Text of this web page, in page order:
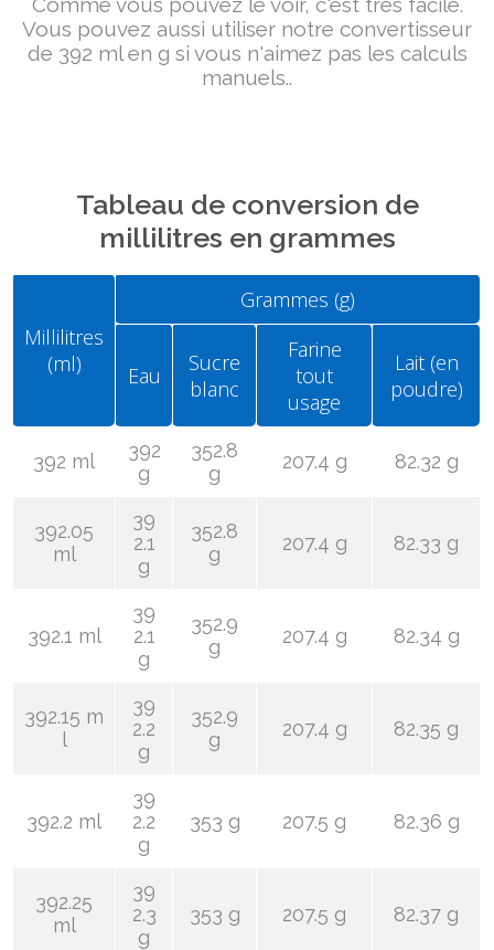
Vous pouvez aussi utiliser notre convertisseur
de 392 ml en g si vous n'aimez pas les calculs
manuels..
Tableau de conversion de
millilitres en grammes
Millilitres
(ml)
Grammes (g)
Eau
Sucre
blanc
Farine
tout
usage
Lait (en
poudre)
392 ml
392
g
352.8
g
207.4 g 82.32 g
392.05
ml
39
2.1
g
352.8
g
207.4 g 82.33 g
392.1 ml
39
2.1
g
352.9
g
207.4 g 82.34 g
392.15 m
l
39
2.2
g
352.9
g
207.4 g 82.35 g
392.2 ml
39
2.2
g
353 g 207.5 g 82.36 g
392.25
ml
39
2.3
g
353 g 207.5 g 82.37 g